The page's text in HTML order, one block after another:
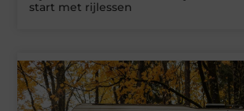
start met rijlessen